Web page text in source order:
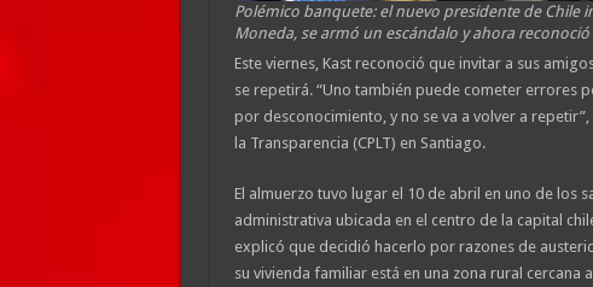
Polémico banquete: el nuevo presidente de Chile
Moneda, se armó un escándalo y ahora
Este viernes, Kast reconoció que invitar a sus
se repetirá. “Uno también puede cometer errores
por desconocimiento, y no se va a volver a
la Transparencia (CPLT) en Santiago.
El almuerzo tuvo lugar el 10 de abril en uno de los
administrativa ubicada en el centro de la capital
explicó que decidió hacerlo por razones de
su vivienda familiar está en una zona rural cercana